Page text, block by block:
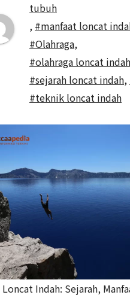
tubuh
, #manfaat loncat
#Olahraga,
#olahraga loncat indah
#sejarah loncat indah,
#teknik loncat indah
Loncat Indah: Sejarah,